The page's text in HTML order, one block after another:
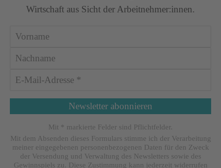
Wirtschaft aus Sicht der Arbeitnehmer:innen.
Mit * markierte Felder sind Pflichtfelder.
Mit dem Absenden dieses Formulars stimme ich der Verarbeitung
meiner eingegebenen personenbezogenen Daten für den Zweck
der Versendung und Verwaltung des Newsletters sowie des
Gewinnspiels zu. Diese Zustimmung kann jederzeit widerrufen